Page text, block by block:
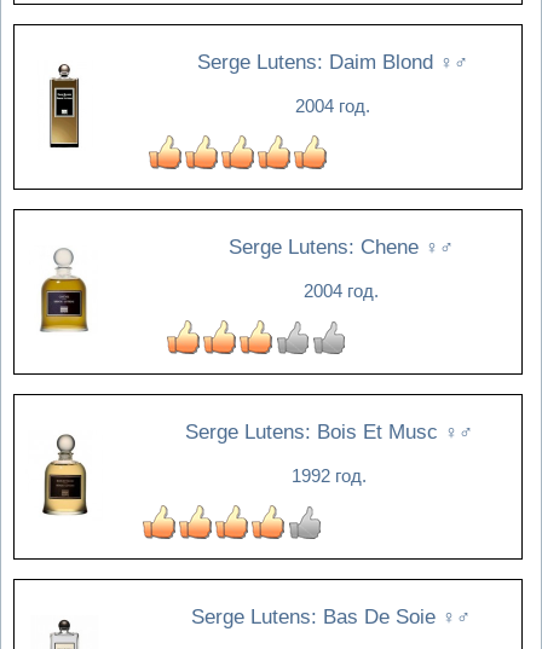
Serge Lutens: Daim Blond ♀♂
2004 год.
Serge Lutens: Chene ♀♂
2004 год.
Serge Lutens: Bois Et Musc ♀♂
1992 год.
Serge Lutens: Bas De Soie ♀♂